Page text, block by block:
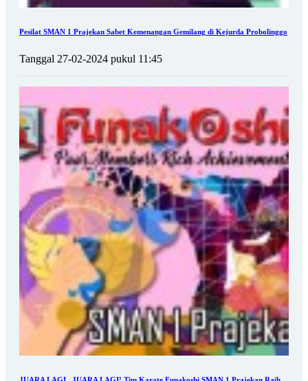
Pesilat SMAN 1 Prajekan Sabet Kemenangan Gemilang di Kejurda Probolinggo
Tanggal 27-02-2024 pukul 11:45